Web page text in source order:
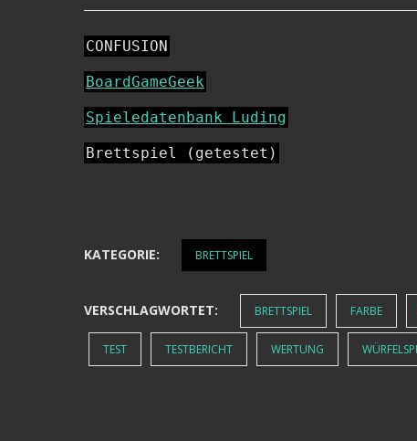
CONFUSION
BoardGameGeek
Spieledatenbank Luding
Brettspiel (getestet)
KATEGORIE: BRETTSPIEL
VERSCHLAGWORTET: BRETTSPIEL FARBE
TEST TESTBERICHT WERTUNG